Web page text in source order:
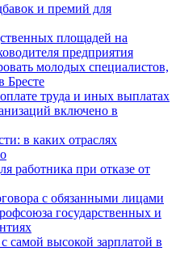
и премий для
площадей на
предприятия
молодых специалистов,
Бресте
труда и иных выплатах
включено в
в каких отраслях
работника при отказе от
с обязанными лицами
государственных и
самой высокой зарплатой в